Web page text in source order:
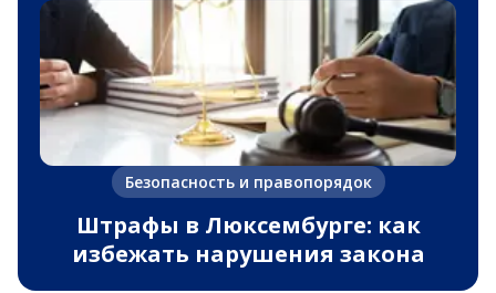
Безопасность и правопорядок
Штрафы в Люксембурге: как
избежать нарушения закона